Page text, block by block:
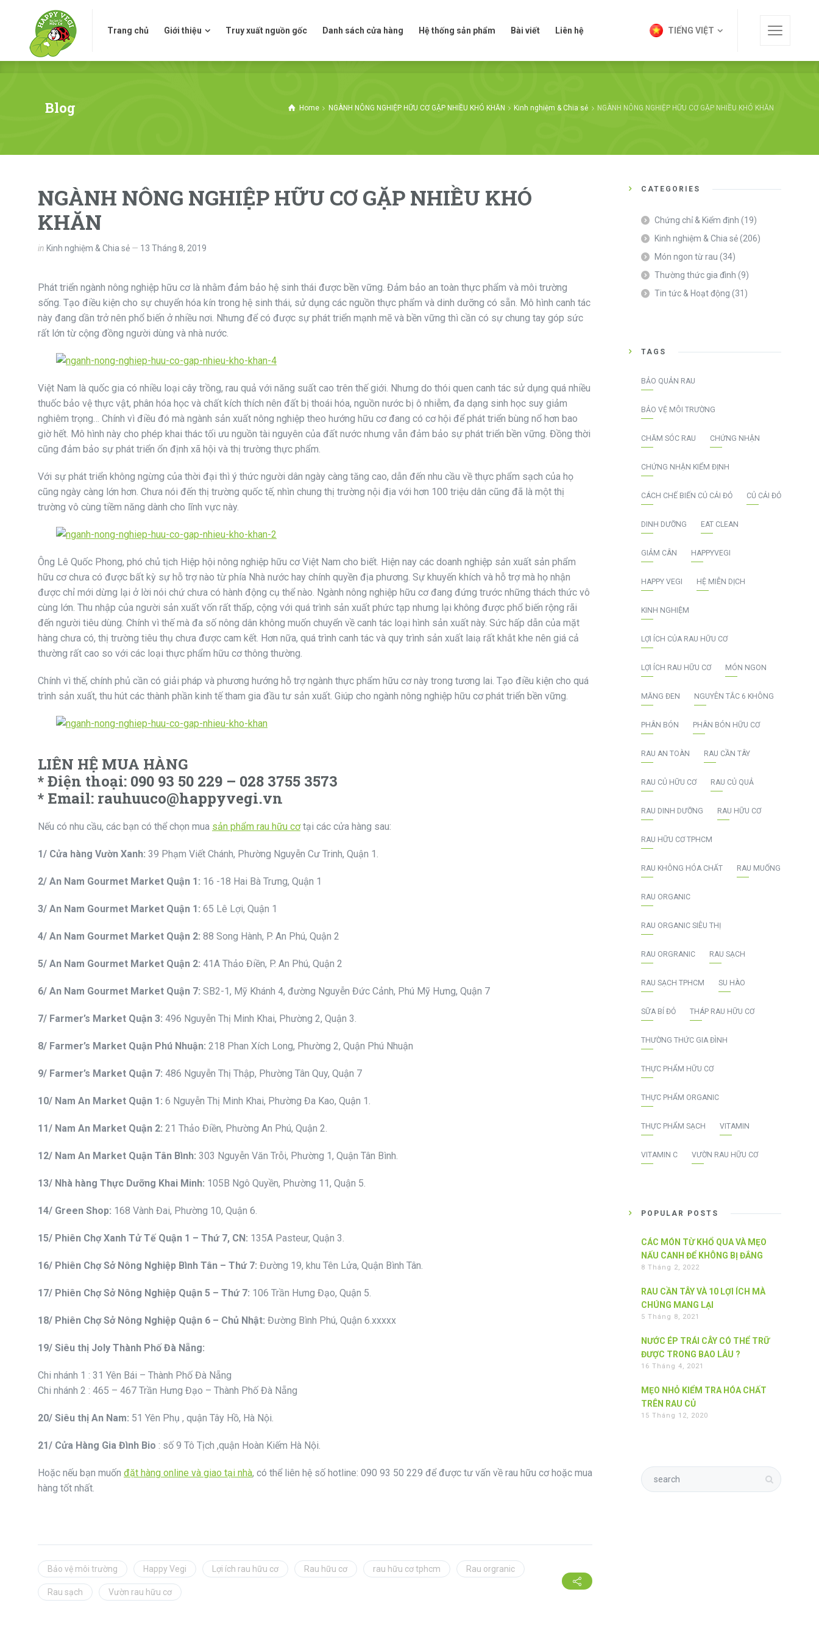
Trang chủ Giới thiệu Truy xuất nguồn gốc Danh sách cửa hàng Hệ thống sản phẩm Bài viết Liên hệ TIẾNG VIỆT
Blog Home NGÀNH NÔNG NGHIỆP HỮU CƠ GẶP NHIỀU KHÓ KHĂN Kinh nghiệm & Chia sẻ NGÀNH NÔNG NGHIỆP HỮU CƠ GẶP NHIỀU KHÓ KHĂN
NGÀNH NÔNG NGHIỆP HỮU CƠ GẶP NHIỀU KHÓ
KHĂN
in Kinh nghiệm & Chia sẻ 13 Tháng 8, 2019
Phát triển ngành nông nghiệp hữu cơ là nhằm đảm bảo hệ sinh thái được bền vững. Đảm bảo an toàn thực phẩm và môi trường
sống. Tạo điều kiện cho sự chuyển hóa kín trong hệ sinh thái, sử dụng các nguồn thực phẩm và dinh dưỡng có sẵn. Mô hình canh tác
này đang dần trở nên phổ biến ở nhiều nơi. Nhưng để có được sự phát triển mạnh mẽ và bền vững thì cần có sự chung tay góp sức
rất lớn từ cộng đồng người dùng và nhà nước.
Việt Nam là quốc gia có nhiều loại cây trồng, rau quả với năng suất cao trên thế giới. Nhưng do thói quen canh tác sử dụng quá nhiều
thuốc bảo vệ thực vật, phân hóa học và chất kích thích nên đất bị thoái hóa, nguồn nước bị ô nhiễm, đa dạng sinh học suy giảm
nghiêm trọng… Chính vì điều đó mà ngành sản xuất nông nghiệp theo hướng hữu cơ đang có cơ hội để phát triển bùng nổ hơn bao
giờ hết. Mô hình này cho phép khai thác tối ưu nguồn tài nguyên của đất nước nhưng vẫn đảm bảo sự phát triển bền vững. Đồng thời
cũng đảm bảo sự phát triển ổn định xã hội và thị trường thực phẩm.
Với sự phát triển không ngừng của thời đại thì ý thức người dân ngày càng tăng cao, dẫn đến nhu cầu về thực phẩm sạch của họ
cũng ngày càng lớn hơn. Chưa nói đến thị trường quốc tế, nhìn chung thị trường nội địa với hơn 100 triệu dân cũng đã là một thị
trường vô cùng tiềm năng dành cho lĩnh vực này.
Ông Lê Quốc Phong, phó chủ tịch Hiệp hội nông nghiệp hữu cơ Việt Nam cho biết. Hiện nay các doanh nghiệp sản xuất sản phẩm
hữu cơ chưa có được bất kỳ sự hỗ trợ nào từ phía Nhà nước hay chính quyền địa phương. Sự khuyến khích và hỗ trợ mà họ nhận
được chỉ mới dừng lại ở lời nói chứ chưa có hành động cụ thể nào. Ngành nông nghiệp hữu cơ đang đứng trước những thách thức vô
cùng lớn. Thu nhập của người sản xuất vốn rất thấp, cộng với quá trình sản xuất phức tạp nhưng lại không được phổ biến rộng rãi
đến người tiêu dùng. Chính vì thế mà đa số nông dân không muốn chuyển về canh tác loại hình sản xuất này. Sức hấp dẫn của mặt
hàng chưa có, thị trường tiêu thụ chưa được cam kết. Hơn nữa, quá trình canh tác và quy trình sản xuất laiạ rất khắt khe nên giá cả
thường rất cao so với các loại thực phẩm hữu cơ thông thường.
Chính vì thế, chính phủ cần có giải pháp và phương hướng hỗ trợ ngành thực phẩm hữu cơ này trong tương lai. Tạo điều kiện cho quá
trình sản xuất, thu hút các thành phần kinh tế tham gia đầu tư sản xuất. Giúp cho ngành nông nghiệp hữu cơ phát triển bền vững.
LIÊN HỆ MUA HÀNG
* Điện thoại: 090 93 50 229 – 028 3755 3573
* Email: rauhuuco@happyvegi.vn
Nếu có nhu cầu, các bạn có thể chọn mua sản phẩm rau hữu cơtại các cửa hàng sau:
1/ Cửa hàng Vườn Xanh: 39 Phạm Viết Chánh, Phường Nguyễn Cư Trinh, Quận 1.
2/ An Nam Gourmet Market Quận 1: 16 -18 Hai Bà Trưng, Quận 1
3/ An Nam Gourmet Market Quận 1: 65 Lê Lợi, Quận 1
4/ An Nam Gourmet Market Quận 2: 88 Song Hành, P. An Phú, Quận 2
5/ An Nam Gourmet Market Quận 2: 41A Thảo Điền, P. An Phú, Quận 2
6/ An Nam Gourmet Market Quận 7: SB2-1, Mỹ Khánh 4, đường Nguyễn Đức Cảnh, Phú Mỹ Hưng, Quận 7
7/ Farmer’s Market Quận 3: 496 Nguyễn Thị Minh Khai, Phường 2, Quận 3.
8/ Farmer’s Market Quận Phú Nhuận: 218 Phan Xích Long, Phường 2, Quận Phú Nhuận
9/ Farmer’s Market Quận 7: 486 Nguyễn Thị Thập, Phường Tân Quy, Quận 7
10/ Nam An Market Quận 1: 6 Nguyễn Thị Minh Khai, Phường Đa Kao, Quận 1.
11/ Nam An Market Quận 2: 21 Thảo Điền, Phường An Phú, Quận 2.
12/ Nam An Market Quận Tân Bình: 303 Nguyễn Văn Trỗi, Phường 1, Quận Tân Bình.
13/ Nhà hàng Thực Dưỡng Khai Minh: 105B Ngô Quyền, Phường 11, Quận 5.
14/ Green Shop: 168 Vành Đai, Phường 10, Quận 6.
15/ Phiên Chợ Xanh Tử Tế Quận 1 – Thứ 7, CN: 135A Pasteur, Quận 3.
16/ Phiên Chợ Sở Nông Nghiệp Bình Tân – Thứ 7: Đường 19, khu Tên Lửa, Quận Bình Tân.
17/ Phiên Chợ Sở Nông Nghiệp Quận 5 – Thứ 7: 106 Trần Hưng Đạo, Quận 5.
18/ Phiên Chợ Sở Nông Nghiệp Quận 6 – Chủ Nhật: Đường Bình Phú, Quận 6.xxxxx
19/ Siêu thị Joly Thành Phố Đà Nẵng:
Chi nhánh 1 : 31 Yên Bái – Thành Phố Đà Nẵng
Chi nhánh 2 : 465 – 467 Trần Hưng Đạo – Thành Phố Đà Nẵng
20/ Siêu thị An Nam: 51 Yên Phụ , quận Tây Hồ, Hà Nội.
21/ Cửa Hàng Gia Đình Bio : số 9 Tô Tịch ,quận Hoàn Kiếm Hà Nội.
Hoặc nếu bạn muốn đặt hàng online và giao tại nhà, có thể liên hệ số hotline: 090 93 50 229 để được tư vấn về rau hữu cơ hoặc mua
hàng tốt nhất.
Bảo vệ môi trường Happy Vegi Lợi ích rau hữu cơ Rau hữu cơ rau hữu cơ tphcm Rau orgranic
Rau sạch Vườn rau hữu cơ
CATEGORIES
Chứng chỉ & Kiểm định (19)
Kinh nghiệm & Chia sẻ(206)
Món ngon từ rau (34)
Thường thức gia đình (9)
Tin tức & Hoạt động (31)
TAGS
BẢO QUẢN RAU
BẢO VỆ MÔI TRƯỜNG
CHĂM SÓC RAU CHỨNG NHẬN
CHỨNG NHẬN KIỂM ĐỊNH
CÁCH CHẾ BIẾN CỦ CẢI ĐỎ CỦ CẢI ĐỎ
DINH DƯỠNG EAT CLEAN
GIẢM CÂN HAPPYVEGI
HAPPY VEGI HỆ MIỄN DỊCH
KINH NGHIỆM
LỢI ÍCH CỦA RAU HỮU CƠ
LỢI ÍCH RAU HỮU CƠ MÓN NGON
MĂNG ĐEN NGUYÊN TẮC 6 KHÔNG
PHÂN BÓN PHÂN BÓN HỮU CƠ
RAU AN TOÀN RAU CẦN TÂY
RAU CỦ HỮU CƠ RAU CỦ QUẢ
RAU DINH DƯỠNG RAU HỮU CƠ
RAU HỮU CƠ TPHCM
RAU KHÔNG HÓA CHẤT RAU MUỐNG
RAU ORGANIC
RAU ORGANIC SIÊU THỊ
RAU ORGRANIC RAU SẠCH
RAU SẠCH TPHCM SU HÀO
SỮA BÍ ĐỎ THÁP RAU HỮU CƠ
THƯỜNG THỨC GIA ĐÌNH
THỰC PHẨM HỮU CƠ
THỰC PHẨM ORGANIC
THỰC PHẨM SẠCH VITAMIN
VITAMIN C VƯỜN RAU HỮU CƠ
POPULAR POSTS
CÁC MÓN TỪ KHỔ QUA VÀ MẸO
NẤU CANH ĐỂ KHÔNG BỊ ĐẮNG
8 Tháng 2, 2022
RAU CẦN TÂY VÀ 10 LỢI ÍCH MÀ
CHÚNG MANG LẠI
5 Tháng 8, 2021
NƯỚC ÉP TRÁI CÂY CÓ THỂ TRỮ
ĐƯỢC TRONG BAO LÂU ?
16 Tháng 4, 2021
MẸO NHỎ KIỂM TRA HÓA CHẤT
TRÊN RAU CỦ
15 Tháng 12, 2020